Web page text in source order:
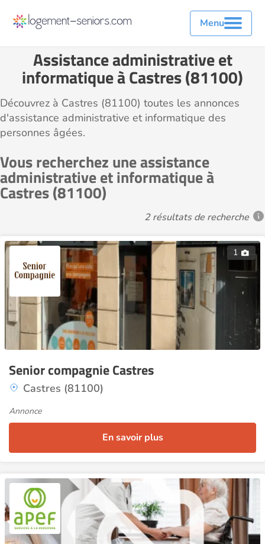
Menu
Assistance administrative et
informatique à Castres (81100)
Découvrez à Castres (81100) toutes les annonces
d'assistance administrative et informatique des
personnes âgées.
Vous recherchez une assistance
administrative et informatique à
Castres (81100)
2 résultats de recherche
1
Senior compagnie Castres
Castres (81100)
Annonce
En savoir plus